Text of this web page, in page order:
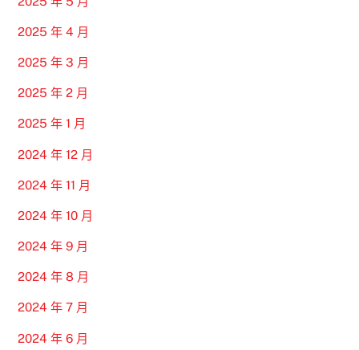
2025 年 4 月
2025 年 3 月
2025 年 2 月
2025 年 1 月
2024 年 12 月
2024 年 11 月
2024 年 10 月
2024 年 9 月
2024 年 8 月
2024 年 7 月
2024 年 6 月